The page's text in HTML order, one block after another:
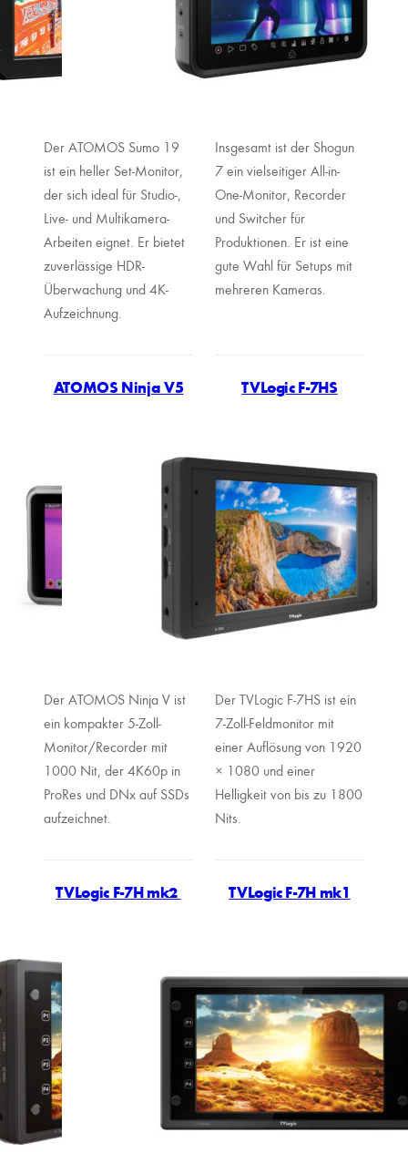
Der ATOMOS Sumo 19
ist ein heller Set-Monitor,
der sich ideal für Studio-,
Live- und Multikamera-
Arbeiten eignet. Er bietet
zuverlässige HDR-
Überwachung und 4K-
Aufzeichnung.
Insgesamt ist der Shogun
7 ein vielseitiger All-in-
One-Monitor, Recorder
und Switcher für
Produktionen. Er ist eine
gute Wahl für Setups mit
mehreren Kameras.
ATOMOS Ninja V5
Der ATOMOS Ninja V ist
ein kompakter 5-Zoll-
Monitor/Recorder mit
1000 Nit, der 4K60p in
ProRes und DNx auf SSDs
aufzeichnet.
TVLogic F-7HS
Der TVLogic F‑7HS ist ein
7-Zoll-Feldmonitor mit
einer Auflösung von 1920
× 1080 und einer
Helligkeit von bis zu 1800
Nits.
TVLogic F-7H mk2 TVLogic F-7H mk1